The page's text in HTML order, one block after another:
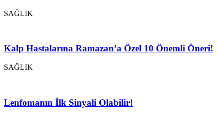
SAĞLIK
Kalp Hastalarına Ramazan’a Özel 10 Önemli Öneri!
SAĞLIK
Lenfomanın İlk Sinyali Olabilir!